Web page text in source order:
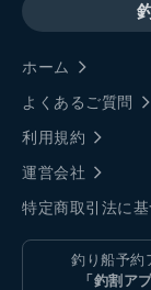
ホーム
よくあるご質問
利用規約
運営会社
特定商取引法に
釣り船予約
「釣割ア